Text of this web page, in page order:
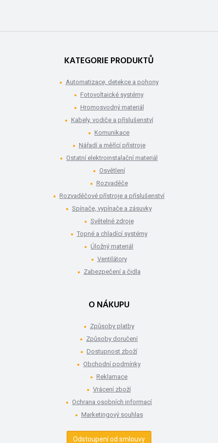
KATEGORIE PRODUKTŮ
Automatizace, detekce a pohony
Fotovoltaické systémy
Hromosvodný materiál
Kabely, vodiče a příslušenství
Komunikace
Nářadí a měřící přístroje
Ostatní elektroinstalační materiál
Osvětlení
Rozvaděče
Rozvaděčové přístroje a příslušenství
Spínače, vypínače a zásuvky
Světelné zdroje
Topné a chladící systémy
Úložný materiál
Ventilátory
Zabezpečení a čidla
O NÁKUPU
Způsoby platby
Způsoby doručení
Dostupnost zboží
Obchodní podmínky
Reklamace
Vrácení zboží
Ochrana osobních informací
Marketingový souhlas
Odstoupení od smlouvy